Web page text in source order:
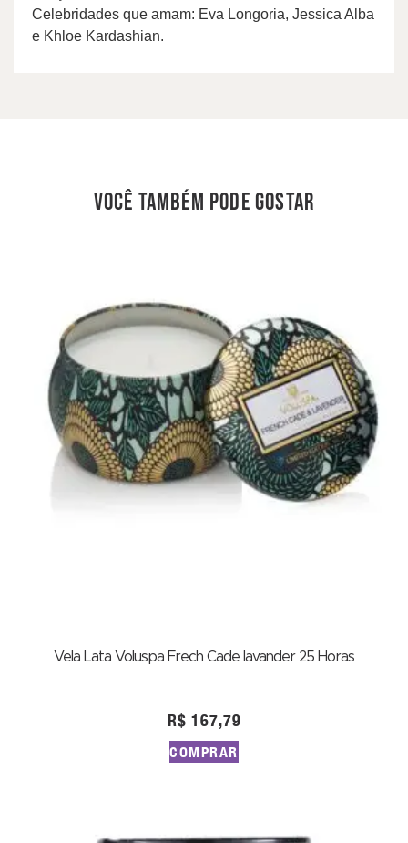
Celebridades que amam: Eva Longoria, Jessica Alba
e Khloe Kardashian.
você também pode gostar
Vela Lata Voluspa Frech Cade lavander 25 Horas
R$ 167,79
COMPRAR